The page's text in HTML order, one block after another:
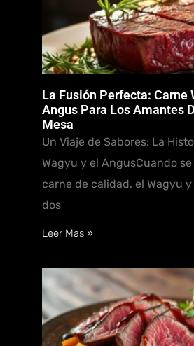
La Fusión Perfecta: Carne
Angus Para Los Amantes
Mesa
Un Viaje de Sabores: La
Wagyu y el AngusCuando
carne de calidad, el Wagyu
dos
Leer Mas »